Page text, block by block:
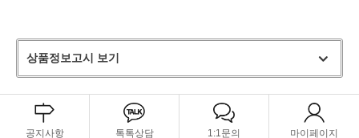
상품정보고시 보기
공지사항 톡톡상담 1:1문의 마이페이지